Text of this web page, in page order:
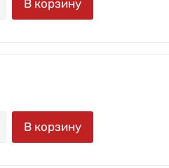
В корзину
В корзину